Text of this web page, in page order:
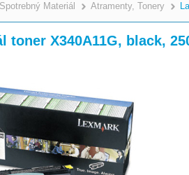
Spotrebný Materiál >
Atramenty, Tonery
toner X340A11G, black,